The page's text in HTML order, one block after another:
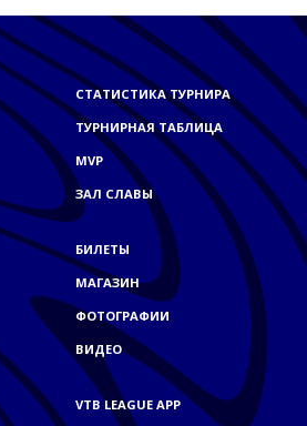
СТАТИСТИКА ТУРНИРА
ТУРНИРНАЯ ТАБЛИЦА
MVP
ЗАЛ СЛАВЫ
БИЛЕТЫ
МАГАЗИН
ФОТОГРАФИИ
ВИДЕО
VTB LEAGUE APP